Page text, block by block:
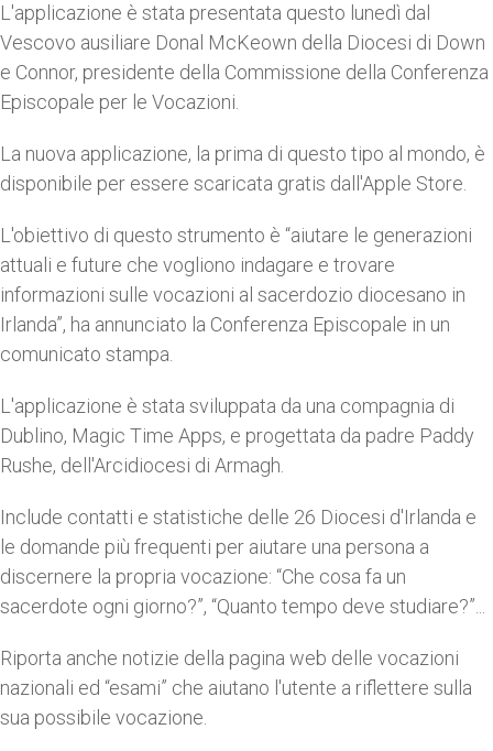
L'applicazione è stata presentata questo lunedì dal
Vescovo ausiliare Donal McKeown della Diocesi di Down
e Connor, presidente della Commissione della Conferenza
Episcopale per le Vocazioni.
La nuova applicazione, la prima di questo tipo al mondo, è
disponibile per essere scaricata gratis dall'Apple Store.
L'obiettivo di questo strumento è “aiutare le generazioni
attuali e future che vogliono indagare e trovare
informazioni sulle vocazioni al sacerdozio diocesano in
Irlanda”, ha annunciato la Conferenza Episcopale in un
comunicato stampa.
L'applicazione è stata sviluppata da una compagnia di
Dublino, Magic Time Apps, e progettata da padre Paddy
Rushe, dell'Arcidiocesi di Armagh.
Include contatti e statistiche delle 26 Diocesi d'Irlanda e
le domande più frequenti per aiutare una persona a
discernere la propria vocazione: “Che cosa fa un
sacerdote ogni giorno?”, “Quanto tempo deve studiare?”...
Riporta anche notizie della pagina web delle vocazioni
nazionali ed “esami” che aiutano l'utente a riflettere sulla
sua possibile vocazione.